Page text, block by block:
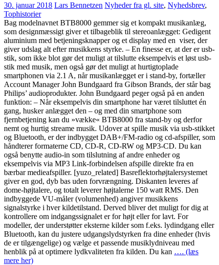
30. januar 2018 Lars Bennetzen Nyheder fra gl. site, Nyhedsbrev,
Tophistorier
Bag modelnavnet BTB8000 gemmer sig et kompakt musikanlæg,
som designmæssigt giver et tilbageblik til stereoanlægget: Gedigent
aluminium med betjeningsknapper og et display med en viser, der
giver udslag alt efter musikkens styrke. – En finesse er, at der er usb-
stik, som ikke blot gør det muligt at tilslutte eksempelvis et løst usb-
stik med musik, men også gør det muligt at hurtigtoplade
smartphonen via 2.1 A, når musikanlægget er i stand-by, fortæller
Account Manager John Bundgaard fra Gibson Brands, der står bag
Philips’ audioprodukter. John Bundgaard peger også på en anden
funktion: – Når eksempelvis din smartphone har været tilsluttet én
gang, husker anlægget den – og med din smartphone som
fjernbetjening kan du »vække« BTB8000 fra stand-by og derfor
nemt og hurtig streame musik. Udover at spille musik via usb-stikket
og Bluetooth, er der indbygget DAB+/FM-radio og cd-afspiller, som
håndterer formaterne CD, CD-R, CD-RW og MP3-CD. Du kan
også benytte audio-in som tilslutning af andre enheder og
eksempelvis via MP3 Link-forbindelsen afspille direkte fra en
bærbar medieafspiller. [yuzo_related] Basreflektorhøjtalersystemet
giver en god, dyb bas uden forvrængning. Diskanten leveres af
dome-højtalere, og totalt leverer højtalerne 150 watt RMS. Den
indbyggede VU-måler (volumenhed) angiver musikkens
signalstyrke i hver kildetilstand. Derved bliver det muligt for dig at
kontrollere om indgangssignalet er for højt eller for lavt. For
modeller, der understøtter eksterne kilder som f.eks. lydindgang eller
Bluetooth, kan du justere udgangslydstyrken fra dine enheder (hvis
de er tilgængelige) og vælge et passende musiklydniveau med
henblik på at optimere lydkvaliteten fra kilden. Du kan …. (læs
mere her)